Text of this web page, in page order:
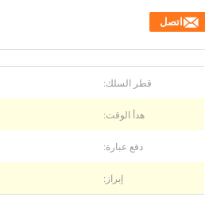
اتصل
قطر السلك:
هدأ الوقت:
دفع عبارة:
إبراز: